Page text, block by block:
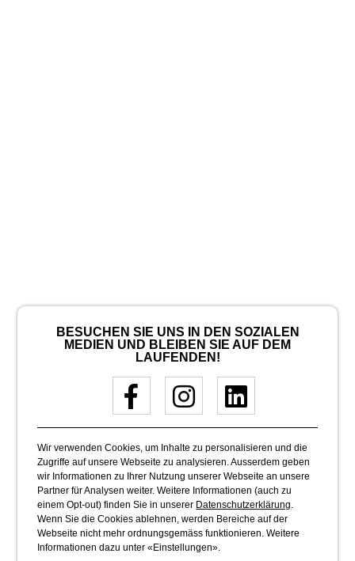
BESUCHEN SIE UNS IN DEN SOZIALEN
MEDIEN UND BLEIBEN SIE AUF DEM
LAUFENDEN!
Wir verwenden Cookies, um Inhalte zu personalisieren und die
Zugriffe auf unsere Webseite zu analysieren. Ausserdem geben
wir Informationen zu Ihrer Nutzung unserer Webseite an unsere
Partner für Analysen weiter. Weitere Informationen (auch zu
einem Opt-out) finden Sie in unserer Datenschutzerklärung
Wenn Sie die Cookies ablehnen, werden Bereiche auf der
Webseite nicht mehr ordnungsgemäss funktionieren. Weitere
Informationen dazu unter «Einstellungen».